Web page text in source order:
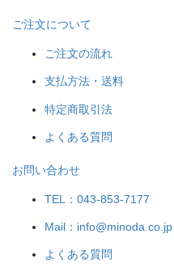
ご注文について
ご注文の流れ
支払方法・送料
特定商取引法
よくある質問
お問い合わせ
TEL：043-853-7177
Mail：info@minoda.co.jp
よくある質問